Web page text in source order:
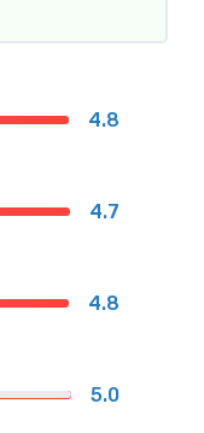
4.8
4.7
4.8
5.0